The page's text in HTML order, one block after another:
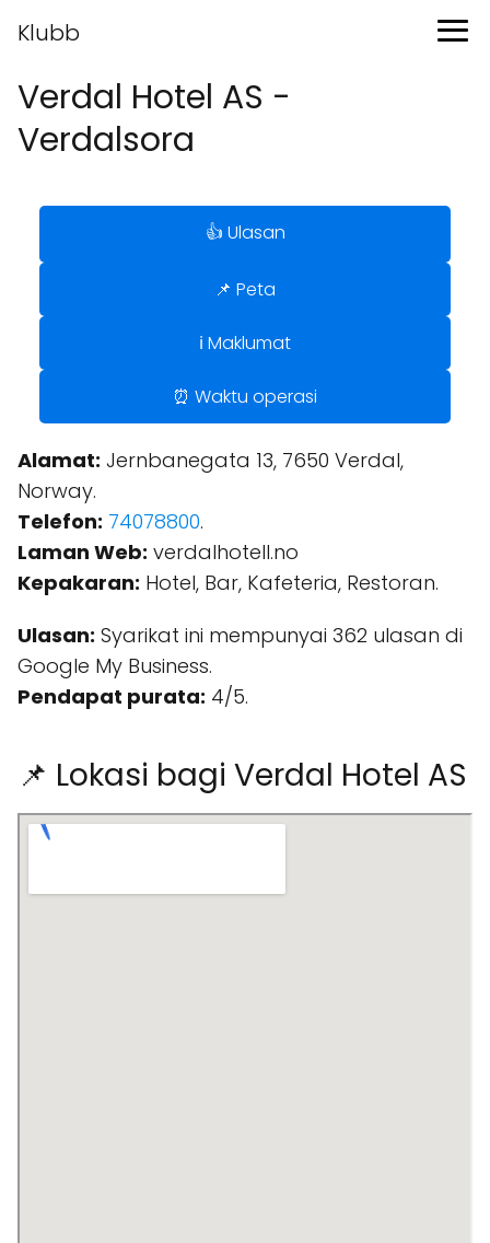
Klubb
Verdal Hotel AS -
Verdalsora
👍 Ulasan
📌 Peta
ℹ️ Maklumat
⏰ Waktu operasi
Alamat: Jernbanegata 13, 7650 Verdal,
Norway.
Telefon: 74078800.
Laman Web: verdalhotell.no
Kepakaran: Hotel, Bar, Kafeteria, Restoran.
Ulasan: Syarikat ini mempunyai 362 ulasan di
Google My Business.
Pendapat purata: 4/5.
📌 Lokasi bagi Verdal Hotel AS